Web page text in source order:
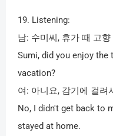
19. Listening:
남: 수미씨 , 휴가 때 고
Sumi, did you enjoy
vacation?
여 : 아니요, 감기에 걸려
No, I didn't get back to
stayed at home.